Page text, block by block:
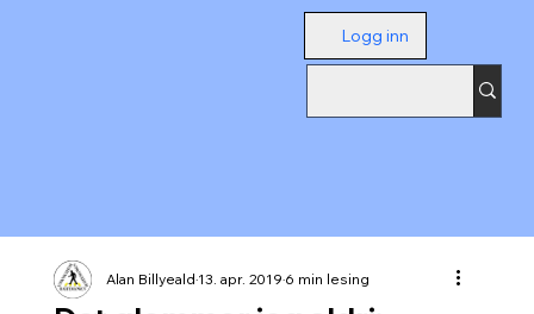
Logg inn
Alan Billyeald13. apr. 20196 min lesing